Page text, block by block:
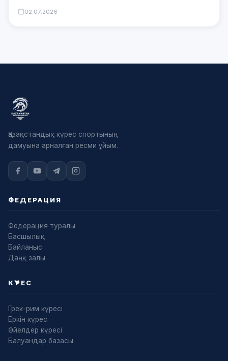
02.07.2026
Қазақстандық күрес спортының
дамуына арналған ресми ұйым.
ФЕДЕРАЦИЯ
Федерация туралы
Басшылық
Байланыс
Даңқ залы
КҮРЕС
Грек-рим күресі
Еркін күрес
Әйелдер күресі
Балуандар базасы